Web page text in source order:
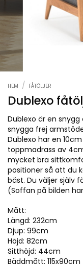
HEM / FÅTÖLJER
Dublexo
Dublexo är en
snygga frej
Dublexo har en
toppmadrass av
mycket bra
positioner så att du
bäst. Du väljer själv
(Soffan på bilden
Mått:
Längd: 232cm
Djup: 99cm
Höjd: 82cm
Sitthöjd: 44cm
Bäddmått: 115x90cm